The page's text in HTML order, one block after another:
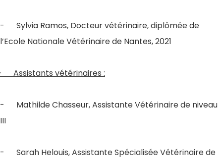
- Sylvia Ramos, Docteur vétérinaire, diplômée de
l’Ecole Nationale Vétérinaire de Nantes, 2021
· Assistants vétérinaires :
- Mathilde Chasseur, Assistante Vétérinaire de niveau
III
- Sarah Helouis, Assistante Spécialisée Vétérinaire de